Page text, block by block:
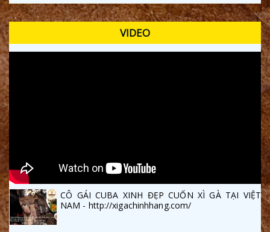
VIDEO
CÔ GÁI CUBA XINH ĐẸP CUỐN XÌ GÀ TẠI VIỆT
NAM - http://xigachinhhang.com/